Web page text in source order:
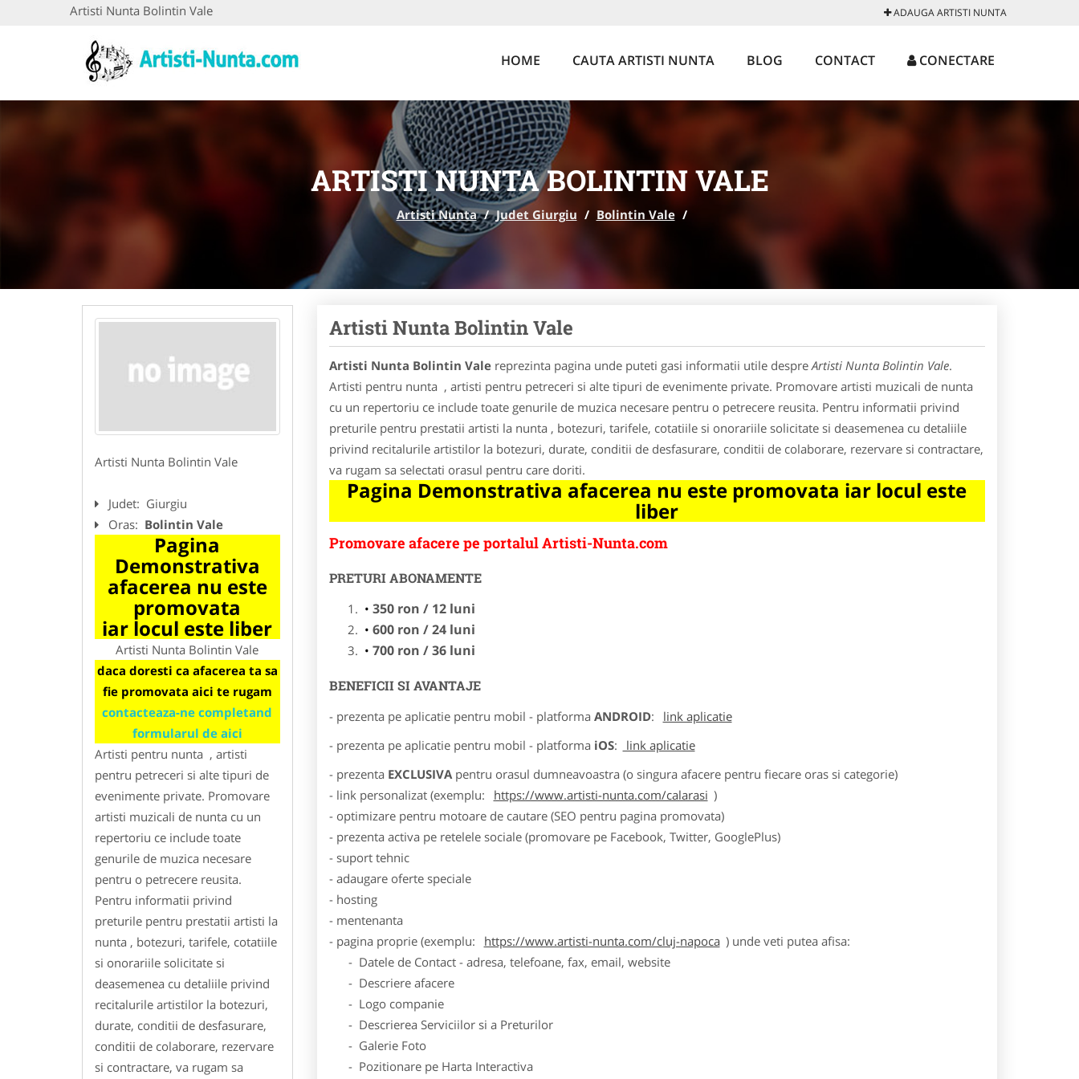
Artisti Nunta Bolintin Vale ADAUGA ARTISTI NUNTA
HOME CAUTA ARTISTI NUNTA BLOG CONTACT CONECTARE
ARTISTI NUNTA BOLINTIN VALE
Artisti Nunta / Judet Giurgiu / Bolintin Vale /
Artisti Nunta Bolintin Vale
Judet: Giurgiu
Oras: Bolintin Vale
Pagina
Demonstrativa
afacerea nu este
promovata
iar locul este liber
Artisti Nunta Bolintin Vale
daca doresti ca afacerea ta sa
fie promovata aici te rugam
contacteaza-ne completand
formularul de aici
Artisti pentru nunta , artisti
pentru petreceri si alte tipuri de
evenimente private. Promovare
artisti muzicali de nunta cu un
repertoriu ce include toate
genurile de muzica necesare
pentru o petrecere reusita.
Pentru informatii privind
preturile pentru prestatii artisti la
nunta , botezuri, tarifele, cotatiile
si onorariile solicitate si
deasemenea cu detaliile privind
recitalurile artistilor la botezuri,
durate, conditii de desfasurare,
conditii de colaborare, rezervare
si contractare, va rugam sa
Artisti Nunta Bolintin Vale
Artisti Nunta Bolintin Valereprezinta pagina unde puteti gasi informatii utile despreArtisti Nunta Bolintin Vale.
Artisti pentru nunta , artisti pentru petreceri si alte tipuri de evenimente private. Promovare artisti muzicali de nunta
cu un repertoriu ce include toate genurile de muzica necesare pentru o petrecere reusita. Pentru informatii privind
preturile pentru prestatii artisti la nunta , botezuri, tarifele, cotatiile si onorariile solicitate si deasemenea cu detaliile
privind recitalurile artistilor la botezuri, durate, conditii de desfasurare, conditii de colaborare, rezervare si contractare,
va rugam sa selectati orasul pentru care doriti.
Pagina Demonstrativa afacerea nu este promovata iar locul este
liber
Promovare afacere pe portalul Artisti-Nunta.com
PRETURI ABONAMENTE
350 ron / 12 luni
600 ron / 24 luni
700 ron / 36 luni
BENEFICII SI AVANTAJE
- prezenta pe aplicatie pentru mobil - platforma ANDROID:
link aplicatie
- prezenta pe aplicatie pentru mobil - platforma iOS:
link aplicatie
- prezenta EXCLUSIVApentru orasul dumneavoastra (o singura afacere pentru fiecare oras si categorie)
- link personalizat (exemplu:
https://www.artisti-nunta.com/calarasi )
- optimizare pentru motoare de cautare (SEO pentru pagina promovata)
- prezenta activa pe retelele sociale (promovare pe Facebook, Twitter, GooglePlus)
- suport tehnic
- adaugare oferte speciale
- hosting
- mentenanta
- pagina proprie (exemplu:
https://www.artisti-nunta.com/cluj-napoca ) unde veti putea afisa:
- Datele de Contact - adresa, telefoane, fax, email, website
- Descriere afacere
- Logo companie
- Descrierea Serviciilor si a Preturilor
- Galerie Foto
- Pozitionare pe Harta Interactiva